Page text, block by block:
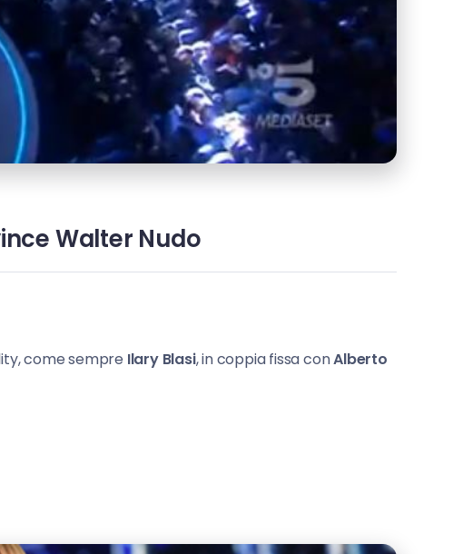
Walter Nudo
come sempre Ilary Blasi, in coppia fissa conAlberto